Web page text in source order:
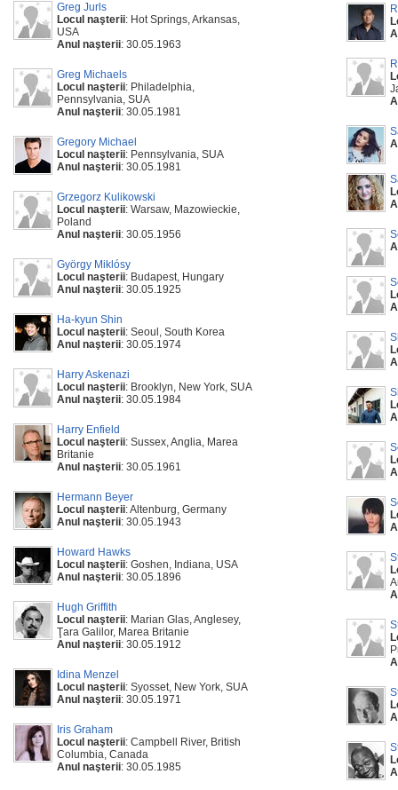
Greg Jurls
Locul naşterii: Hot Springs, Arkansas,
USA
Anul naşterii: 30.05.1963
Greg Michaels
Locul naşterii: Philadelphia,
Pennsylvania, SUA
Anul naşterii: 30.05.1981
Gregory Michael
Locul naşterii: Pennsylvania, SUA
Anul naşterii: 30.05.1981
Grzegorz Kulikowski
Locul naşterii: Warsaw, Mazowieckie,
Poland
Anul naşterii: 30.05.1956
György Miklósy
Locul naşterii: Budapest, Hungary
Anul naşterii: 30.05.1925
Ha-kyun Shin
Locul naşterii: Seoul, South Korea
Anul naşterii: 30.05.1974
Harry Askenazi
Locul naşterii: Brooklyn, New York, SUA
Anul naşterii: 30.05.1984
Harry Enfield
Locul naşterii: Sussex, Anglia, Marea
Britanie
Anul naşterii: 30.05.1961
Hermann Beyer
Locul naşterii: Altenburg, Germany
Anul naşterii: 30.05.1943
Howard Hawks
Locul naşterii: Goshen, Indiana, USA
Anul naşterii: 30.05.1896
Hugh Griffith
Locul naşterii: Marian Glas, Anglesey,
Ţara Galilor, Marea Britanie
Anul naşterii: 30.05.1912
Idina Menzel
Locul naşterii: Syosset, New York, SUA
Anul naşterii: 30.05.1971
Iris Graham
Locul naşterii: Campbell River, British
Columbia, Canada
Anul naşterii: 30.05.1985